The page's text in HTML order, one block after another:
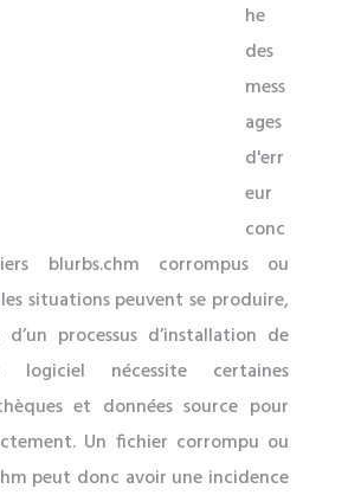
he
des
mess
ages
d'err
eur
conc
blurbs.chm corrompus ou
situations peuvent se produire,
processus d’installation de
logiciel nécessite certaines
et données source pour
Un fichier corrompu ou
peut donc avoir une incidence